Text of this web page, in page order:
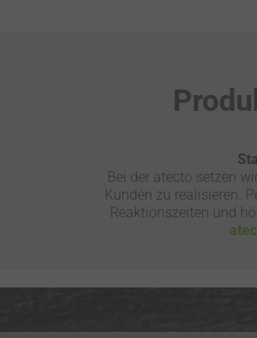
Bei der atecto setzen
Kunden zu realisieren.
Reaktionszeiten und